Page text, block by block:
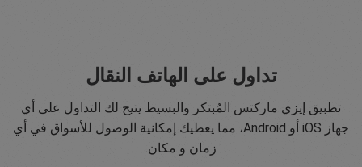
تداول على الهاتف النقال
تطبيق إيزي ماركتس المُبتكر والبسيط يتيح لك التداول على أي
جهاز iOS أو Android، مما يعطيك إمكانية الوصول للأسواق في أي
زمان و مكان.